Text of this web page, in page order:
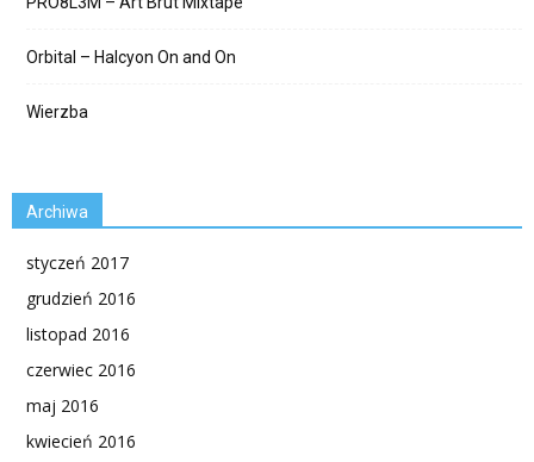
Orbital – Halcyon On and On
Wierzba
Archiwa
styczeń 2017
grudzień 2016
listopad 2016
czerwiec 2016
maj 2016
kwiecień 2016